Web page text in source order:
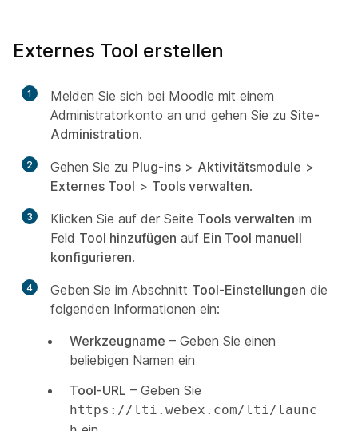
Externes Tool erstellen
1
Melden Sie sich bei Moodle mit einem
Administratorkonto an und gehen Sie zu Site-
Administration.
2 Gehen Sie zu Plug-ins > Aktivitätsmodule >
Externes Tool > Tools verwalten.
3 Klicken Sie auf der Seite Tools verwalten im
Feld Tool hinzufügen auf Ein Tool manuell
konfigurieren.
4 Geben Sie im Abschnitt Tool-Einstellungen die
folgenden Informationen ein:
Werkzeugname – Geben Sie einen
beliebigen Namen ein
Tool-URL – Geben Sie
https://lti.webex.com/lti/launc